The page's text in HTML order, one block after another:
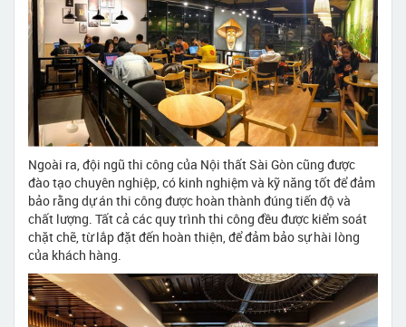
Ngoài ra, đội ngũ thi công của Nội thất Sài Gòn cũng được
đào tạo chuyên nghiệp, có kinh nghiệm và kỹ năng tốt để đảm
bảo rằng dự án thi công được hoàn thành đúng tiến độ và
chất lượng. Tất cả các quy trình thi công đều được kiểm soát
chặt chẽ, từ lắp đặt đến hoàn thiện, để đảm bảo sự hài lòng
của khách hàng.